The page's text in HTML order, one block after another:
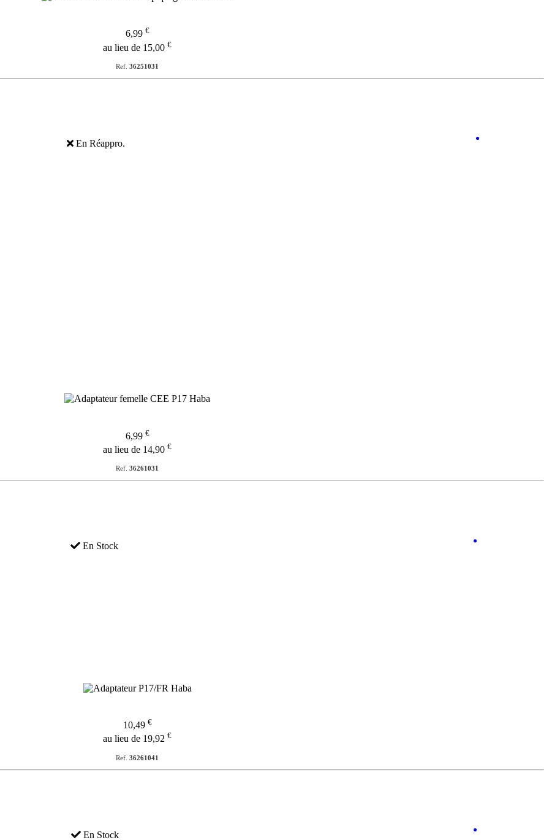
6,99 €
au lieu de 15,00 €
Ref. 36251031
En Réappro.
6,99 €
au lieu de 14,90 €
Ref. 36261031
En Stock
10,49 €
au lieu de 19,92 €
Ref. 36261041
En Stock